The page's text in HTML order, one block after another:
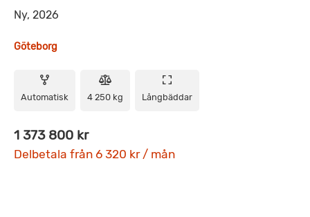
Ny, 2026
Göteborg
Automatisk 4 250 kg Långbäddar
1 373 800 kr
Delbetala från 6 320 kr / mån